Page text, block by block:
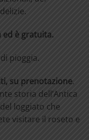
ed è gratuita.
pioggia.
su prenotazione.
storia dell’Antica
loggiato che
visitare il roseto e